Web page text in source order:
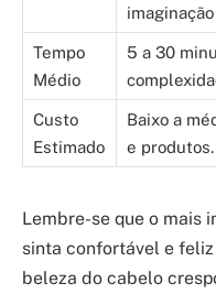
Tempo
Médio
5 a 30
Custo
Estimado
Baixo a
e produtos.
Lembre-se que o mais
sinta confortável e
beleza do cabelo